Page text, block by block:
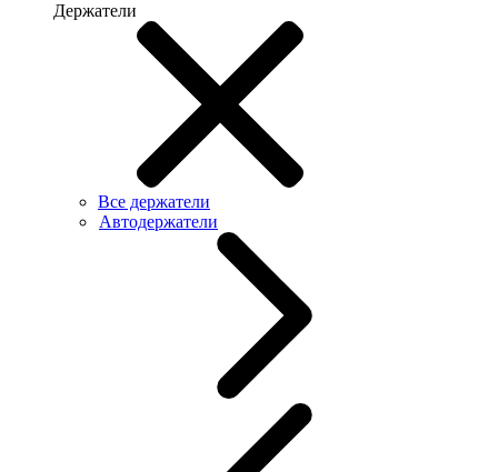
Держатели
Все держатели
Автодержатели